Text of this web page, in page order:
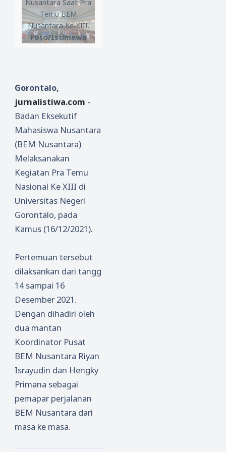
Nusantara Saat Pra
Temu BEM
Nusantara Ke-XIII.
Foto/Istimewa
Gorontalo,
jurnalistiwa.com -
Badan Eksekutif
Mahasiswa Nusantara
(BEM Nusantara)
Melaksanakan
Kegiatan Pra Temu
Nasional Ke XIII di
Universitas Negeri
Gorontalo, pada
Kamus (16/12/2021).
Pertemuan tersebut
dilaksankan dari tangg
14 sampai 16
Desember 2021.
Dengan dihadiri oleh
dua mantan
Koordinator Pusat
BEM Nusantara Riyan
Israyudin dan Hengky
Primana sebagai
pemapar perjalanan
BEM Nusantara dari
masa ke masa.